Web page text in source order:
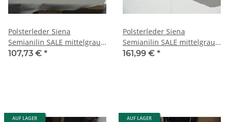
Polsterleder Siena
Semianilin SALE mittelgrau
2,70 qm
107,73 € *
Polsterleder Siena
Semianilin SALE mittelgrau
4,06 qm
161,99 € *
AUF LAGER AUF LAGER